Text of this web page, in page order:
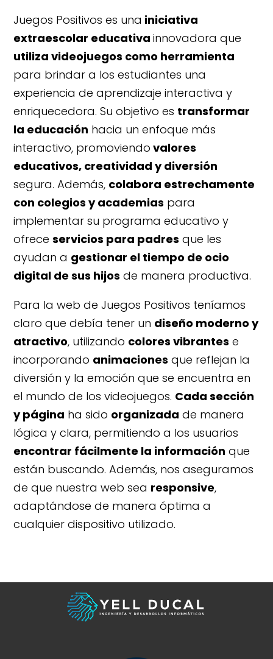
Juegos Positivos es una iniciativa
extraescolar educativainnovadora que
utiliza videojuegos como herramienta
para brindar a los estudiantes una
experiencia de aprendizaje interactiva y
enriquecedora. Su objetivo es transformar
la educación hacia un enfoque más
interactivo, promoviendo valores
educativos, creatividad y diversión
segura. Además, colabora estrechamente
con colegios y academias para
implementar su programa educativo y
ofreceservicios para padres que les
ayudan a gestionar el tiempo de ocio
digital de sus hijos de manera productiva.
Para la web de Juegos Positivos teníamos
claro que debía tener un diseño moderno y
atractivo, utilizando colores vibrantes e
incorporando animaciones que reflejan la
diversión y la emoción que se encuentra en
el mundo de los videojuegos. Cada sección
y página ha sido organizada de manera
lógica y clara, permitiendo a los usuarios
encontrar fácilmente la información que
están buscando. Además, nos aseguramos
de que nuestra web sea responsive,
adaptándose de manera óptima a
cualquier dispositivo utilizado.